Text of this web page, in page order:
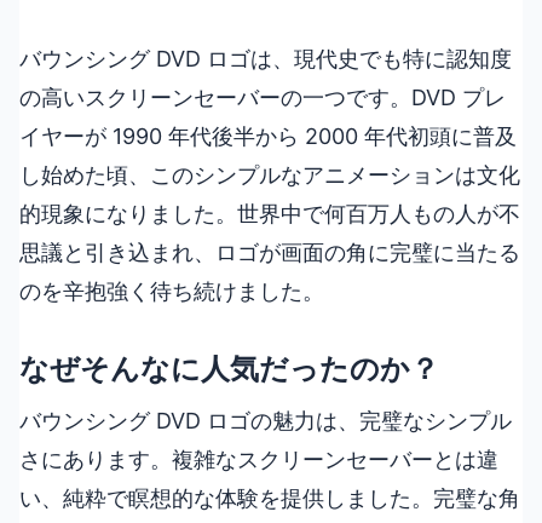
バウンシング DVD ロゴは、現代史でも特に認知度
の高いスクリーンセーバーの一つです。DVD プレ
イヤーが 1990 年代後半から 2000 年代初頭に普及
し始めた頃、このシンプルなアニメーションは文化
的現象になりました。世界中で何百万人もの人が不
思議と引き込まれ、ロゴが画面の角に完璧に当たる
のを辛抱強く待ち続けました。
なぜそんなに人気だったのか？
バウンシング DVD ロゴの魅力は、完璧なシンプル
さにあります。複雑なスクリーンセーバーとは違
い、純粋で瞑想的な体験を提供しました。完璧な角